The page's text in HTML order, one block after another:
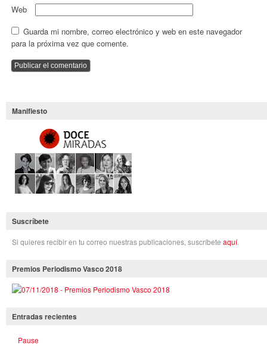
Web
Guarda mi nombre, correo electrónico y web en este navegador
para la próxima vez que comente.
Manifiesto
Suscríbete
Si quieres recibir en tu correo nuestras publicaciones, suscríbete aquí.
Premios Periodismo Vasco 2018
Entradas recientes
Pause